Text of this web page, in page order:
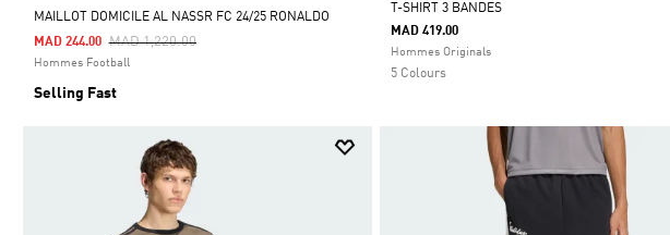
MAILLOT DOMICILE AL NASSR FC 24/25 RONALDO
Price Reduced From
MAD 1,220.00To
MAD 244.00
Hommes Football
Selling Fast
Selected
T-SHIRT 3 BANDES
MAD 419.00
Hommes Originals
5 Colours